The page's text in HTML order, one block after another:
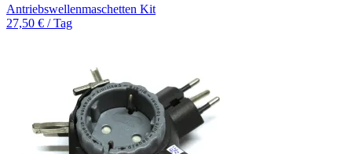
Antriebswellenmaschetten Kit
27,50 € / Tag